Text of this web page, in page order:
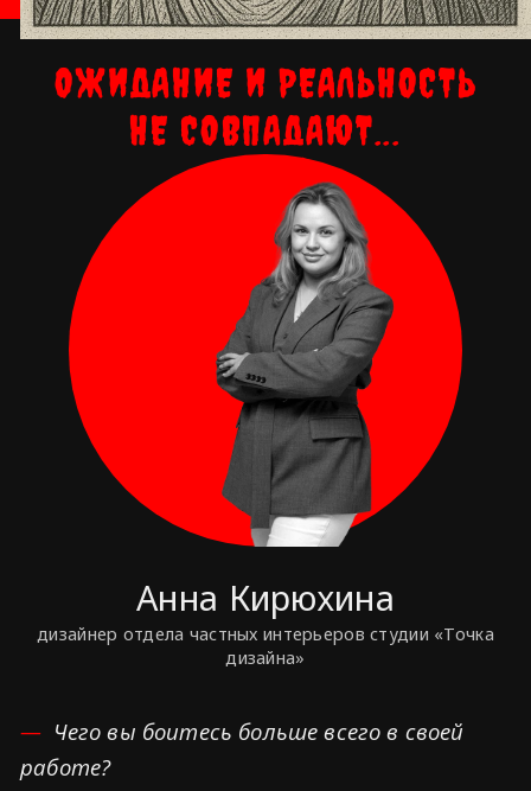
Анна Кирюхина
дизайнер отдела частных интерьеров студии «Точка
дизайна»
Чего вы боитесь больше всего в своей
работе?
ОЖИДАНИЕ И РЕАЛЬНОСТЬ
НЕ СОВПАДАЮТ...